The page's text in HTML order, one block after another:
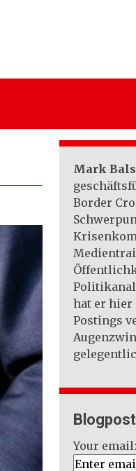
Mark
Border
hat er hier
Postings
Your email: